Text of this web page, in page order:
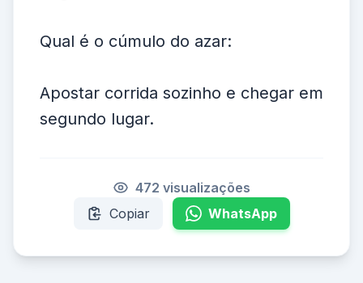
Qual é o cúmulo do azar:
Apostar corrida sozinho e chegar em
segundo lugar.
472 visualizações
Copiar
WhatsApp